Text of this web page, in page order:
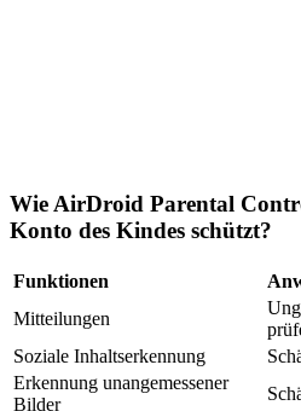
Wie AirDroid Parental
Konto des Kindes schützt?
Funktionen
Mitteilungen
Soziale Inhaltserkennung
Erkennung unangemessener
Bilder